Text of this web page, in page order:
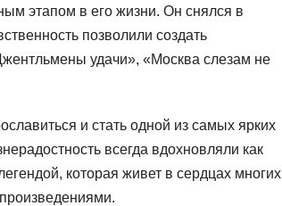
этапом в его жизни. Он снялся в
позволили создать
удачи», «Москва слезам не
и стать одной из самых ярких
всегда вдохновляли как
которая живет в сердцах многих